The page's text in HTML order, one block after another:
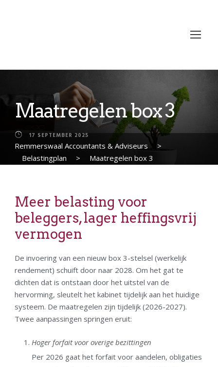
Maatregelen box 3
17 SEPTEMBER 2025
Remmerswaal Accountants & Adviseurs
>
Belastingplan
> Maatregelen box 3
Meer belasting voor
beleggers, lager heffingsvrij
vermogen
De invoering van een nieuw box 3-stelsel (werkelijk
rendement) schuift door naar 2028. Om het gat te
dichten dat is ontstaan door het uitstel van de
hervorming, sleutelt het kabinet tijdelijk aan het huidige
systeem. De maatregelen zijn tijdelijk (2026-2027).
Twee aanpassingen springen eruit:
Hoger forfait voor overige bezittingen
Per 2026 gaat het forfait voor aandelen, obligaties